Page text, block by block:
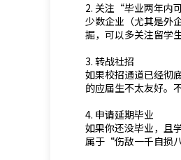
2. 关注“毕业两年内
少数企业（尤其是外
掘，可以多关注留学
3. 转战社招
如果校招通道已经彻
的应届生不太友好。
4. 申请延期毕业
如果你还没毕业，且
属于“伤敌一千自损